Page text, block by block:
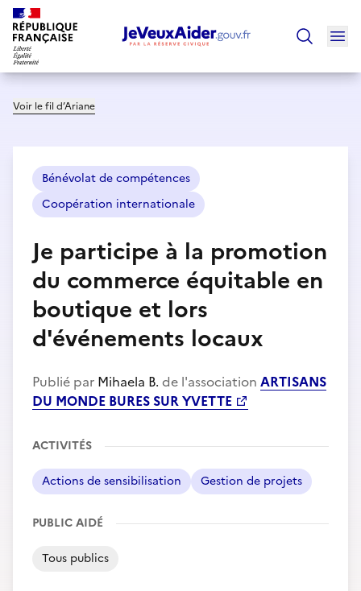
Voir le fil d’Ariane
Bénévolat de compétences
Coopération internationale
Je participe à la promotion
du commerce équitable en
boutique et lors
d'événements locaux
Publié par Mihaela B. de l'association ARTISANS
DU MONDE BURES SUR YVETTE
ACTIVITÉS
Actions de sensibilisation Gestion de projets
PUBLIC AIDÉ
Tous publics